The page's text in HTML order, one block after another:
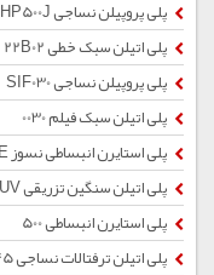
پلی پروپیلن نساجی HP500J
پلی اتیلن سبک خطی 22B02
پلی پروپیلن نساجی SIF030
پلی اتیلن سبک فیلم 0030
پلی استایرن انبساطی نسوز FINE
پلی اتیلن سنگین تزریقی 54B04UV
پلی استایرن انبساطی 500
پلی اتیلن ترفتالات نساجی Super Bright TG645